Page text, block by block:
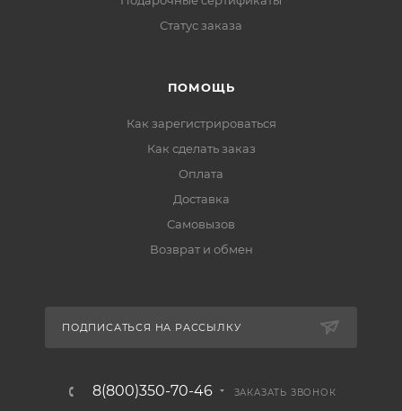
Статус заказа
ПОМОЩЬ
Как зарегистрироваться
Как сделать заказ
Оплата
Доставка
Самовызов
Возврат и обмен
ПОДПИСАТЬСЯ НА РАССЫЛКУ
8(800)350-70-46 ЗАКАЗАТЬ ЗВОНОК